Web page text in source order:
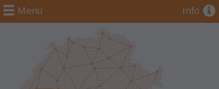
Menü Info